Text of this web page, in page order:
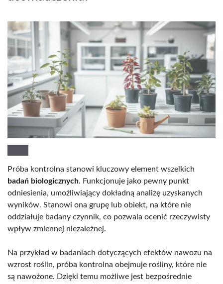
Próba kontrolna stanowi kluczowy element wszelkich
badań biologicznych. Funkcjonuje jako pewny punkt
odniesienia, umożliwiający dokładną analizę uzyskanych
wyników. Stanowi ona grupę lub obiekt, na które nie
oddziałuje badany czynnik, co pozwala ocenić rzeczywisty
wpływ zmiennej niezależnej.
Na przykład w badaniach dotyczących efektów nawozu na
wzrost roślin, próba kontrolna obejmuje rośliny, które nie
są nawożone. Dzięki temu możliwe jest bezpośrednie